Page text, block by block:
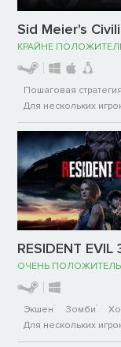
Sid Meier's
КРАЙНЕ
Пошаговая
Для нескольких
RESIDENT EVIL
ОЧЕНЬ
Экшен Зомби
Для нескольких